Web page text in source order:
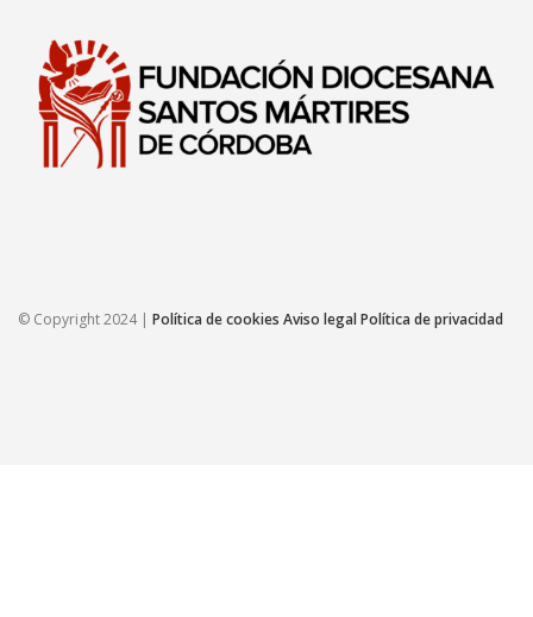
© Copyright 2024 | Política de cookies Aviso legalPolítica de privacidad